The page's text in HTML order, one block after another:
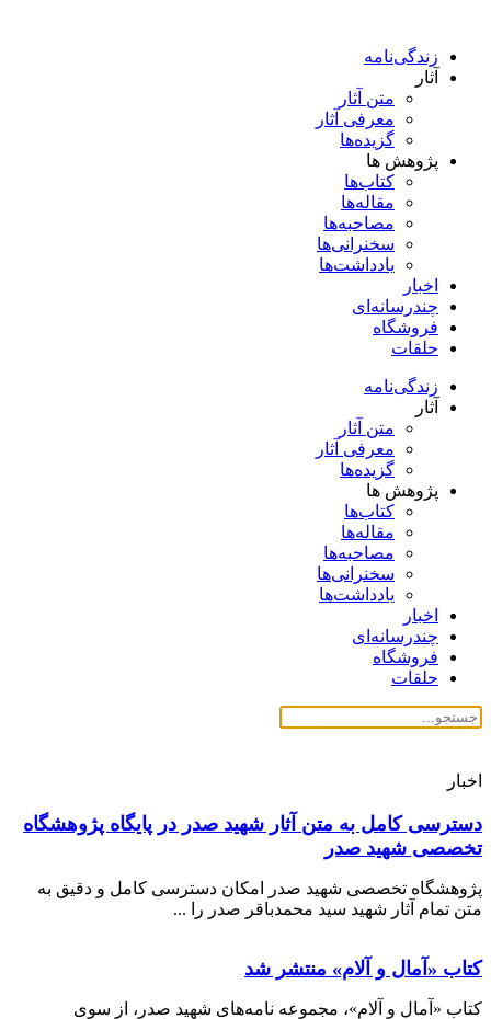
محتوا
زندگی‌نامه
آثار
متن آثار
معرفی آثار
گزیده‌ها
پژوهش ها
کتاب‌ها
مقاله‌ها
مصاحبه‌ها
سخنرانی‌ها
یادداشت‌ها
اخبار
چندرسانه‌ای
فروشگاه
حلقات
زندگی‌نامه
آثار
متن آثار
معرفی آثار
گزیده‌ها
پژوهش ها
کتاب‌ها
مقاله‌ها
مصاحبه‌ها
سخنرانی‌ها
یادداشت‌ها
اخبار
چندرسانه‌ای
فروشگاه
حلقات
اخبار
دسترسی کامل به متن آثار شهید صدر در پایگاه پژوهشگاه
تخصصی شهید صدر
پژوهشگاه تخصصی شهید صدر امکان دسترسی کامل و دقیق به
متن تمام آثار شهید سید محمدباقر صدر را ...
کتاب «آمال و آلام» منتشر شد
کتاب «آمال و آلام»، مجموعه نامه‌های شهید صدر، از سوی